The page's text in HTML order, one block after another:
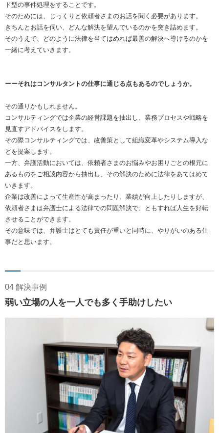
ド型の事件処理をすることです。
そのためには、じっくりと依頼者さまのお話を聞く必要があります。
きちんとお話を伺い、どんな解決を望んでいるのかを突き詰めます。
そのうえで、どのように法律を当てはめれば最善の解決へ導けるのかを
一緒に考えていきます。
ーーそれはコンサルタントの仕事に通じる点もあるのでしょうか。
その通りかもしれません。
コンサルティングでは企業の経営課題を抽出し、業務プロセスや戦略を
見直すアドバイスをします。
その際コンサルティングでは、改善策として組織変革やシステム導入な
どを提案します。
一方、弁護活動においては、依頼者さまのお悩みやお困りごとの根元に
あるものをご相談内容から抽出し、その解決のために法律をあてはめて
いきます。
企業は改善によって生産性が高まったり、業績が向上したりしますが、
依頼者さまは弁護士による法律での問題解決で、ともすれば人生を好転
させることができます。
その意味では、弁護士はとても責任が重いと同時に、やりがいのある仕
事だと思います。
04 解決事例
弱い立場の人を一人でも多く手助けしたい